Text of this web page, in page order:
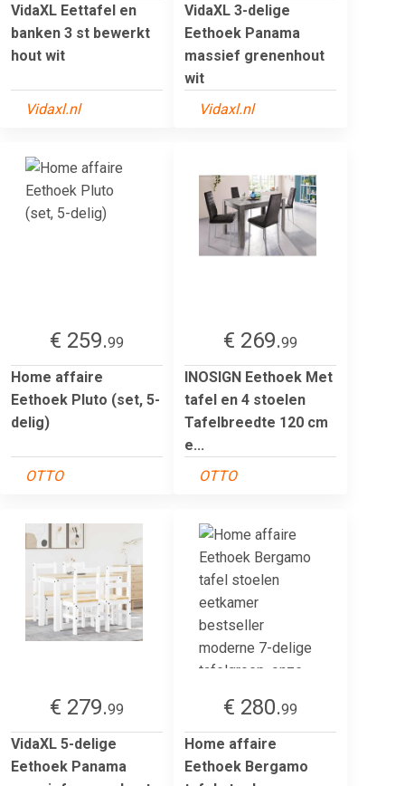
VidaXL Eettafel en
banken 3 st bewerkt
hout wit
Vidaxl.nl
VidaXL 3-delige
Eethoek Panama
massief grenenhout
wit
Vidaxl.nl
€ 259.99
Home affaire
Eethoek Pluto (set, 5-
delig)
OTTO
€ 269.99
INOSIGN Eethoek Met
tafel en 4 stoelen
Tafelbreedte 120 cm
e...
OTTO
€ 279.99
VidaXL 5-delige
Eethoek Panama
€ 280.99
Home affaire
Eethoek Bergamo